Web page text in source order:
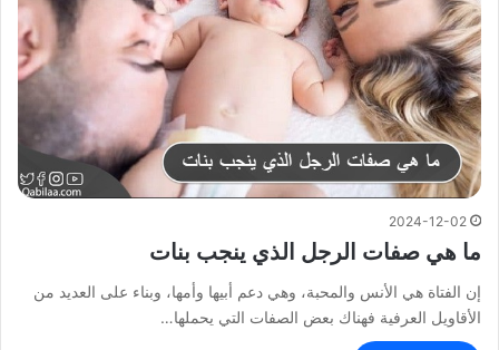
2024-12-02
ما هي صفات الرجل الذي ينجب بنات
إن الفتاة هي الأنس والمحبة، وهي دعم أبيها وأمها، وبناء على العديد من
الأقاويل العرفية فهناك بعض الصفات التي يحملها…